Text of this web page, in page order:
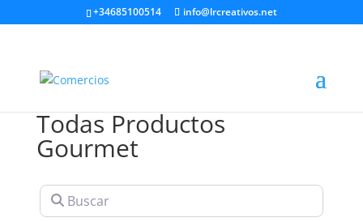
+34685100514 info@lrcreativos.net
Todas Productos
Gourmet
Buscar